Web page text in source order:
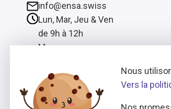
info@ensa.swiss
Lun, Mar, Jeu & Ven
de 9h à 12h
Mer
Nous
Vers la